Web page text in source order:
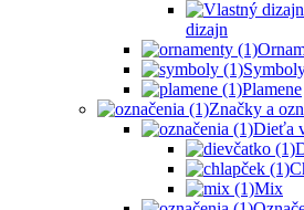
dizajn
Plamene
Značky a
Dieťa
Mix